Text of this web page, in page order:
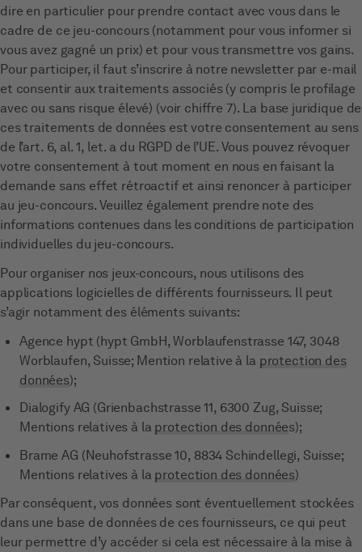
dire en particulier pour prendre contact avec vous dans le
cadre de ce jeu-concours (notamment pour vous informer si
vous avez gagné un prix) et pour vous transmettre vos gains.
Pour participer, il faut s’inscrire à notre newsletter par e-mail
et consentir aux traitements associés (y compris le profilage
avec ou sans risque élevé) (voir chiffre 7). La base juridique de
ces traitements de données est votre consentement au sens
de l’art. 6, al. 1, let. a du RGPD de l’UE. Vous pouvez révoquer
votre consentement à tout moment en nous en faisant la
demande sans effet rétroactif et ainsi renoncer à participer
au jeu-concours. Veuillez également prendre note des
informations contenues dans les conditions de participation
individuelles du jeu-concours.
Pour organiser nos jeux-concours, nous utilisons des
applications logicielles de différents fournisseurs. Il peut
s’agir notamment des éléments suivants:
Agence hypt (hypt GmbH, Worblaufenstrasse 147, 3048
Worblaufen, Suisse; Mention relative à la protection des
données);
Dialogify AG (Grienbachstrasse 11, 6300 Zug, Suisse;
Mentions relatives à la protection des données);
Brame AG (Neuhofstrasse 10, 8834 Schindellegi, Suisse;
Mentions relatives à la protection des données)
Par conséquent, vos données sont éventuellement stockées
dans une base de données de ces fournisseurs, ce qui peut
leur permettre d’y accéder si cela est nécessaire à la mise à